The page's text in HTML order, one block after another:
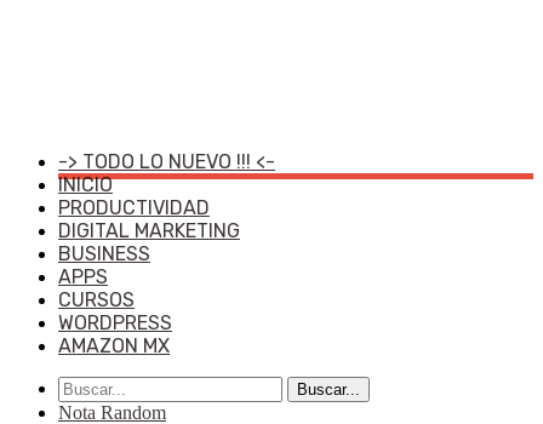
-> TODO LO NUEVO !!! <-
INICIO
PRODUCTIVIDAD
DIGITAL MARKETING
BUSINESS
APPS
CURSOS
WORDPRESS
AMAZON MX
Buscar...
Nota Random